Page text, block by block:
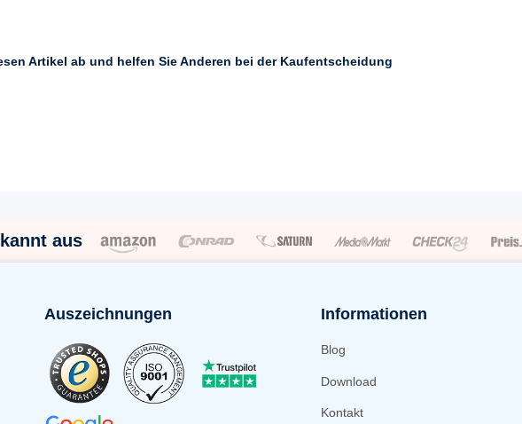
Artikel ab und helfen Sie Anderen bei der Kaufentscheidung
aus
Auszeichnungen Informationen
Blog
Download
Kontakt